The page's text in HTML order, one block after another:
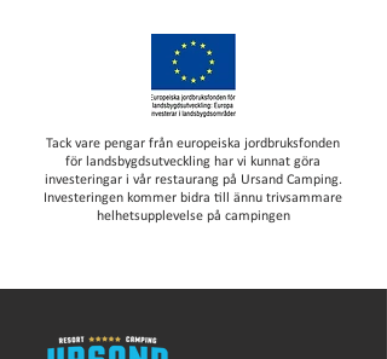
Tack vare pengar från europeiska jordbruksfonden
för landsbygdsutveckling har vi kunnat göra
investeringar i vår restaurang på Ursand Camping.
Investeringen kommer bidra till ännu trivsammare
helhetsupplevelse på campingen